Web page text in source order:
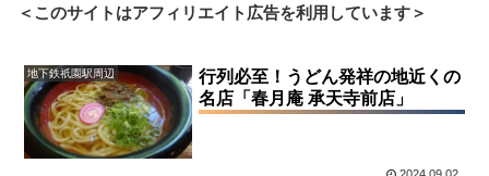
＜このサイトはアフィリエイト広告を利用しています＞
地下鉄祇園駅周辺
行列必至！うどん発祥の地近くの
名店「春月庵 承天寺前店」